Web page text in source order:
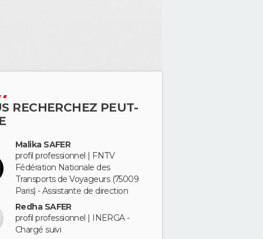
RECHERCHEZ PEUT-
Malika SAFER
profil professionnel | FNTV
Fédération Nationale des
Transports de Voyageurs (75009
Paris) - Assistante de direction
Redha SAFER
profil professionnel | INERGA -
Chargé suivi